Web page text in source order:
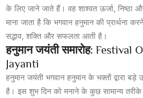
के लिए जाने जाते हैं। वह शाश्वत ऊर्जा, निष्ठा
माना जाता है कि भगवान हनुमान की प्रार्थना
सद्भाव, शक्ति और सफलता आती है।
हनुमान जयंती समारोह: Festival
Jayanti
हनुमान जयंती भगवान हनुमान के भक्तों द्वारा बड़े
है। इस शुभ दिन को मनाने के कुछ सामान्य तरीके